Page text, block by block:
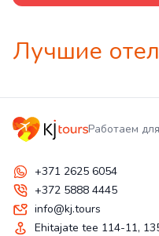
Лучшие
Работаем
+371 2625 6054
+372 5888 4445
info@kj.tours
Ehitajate tee 114-11,